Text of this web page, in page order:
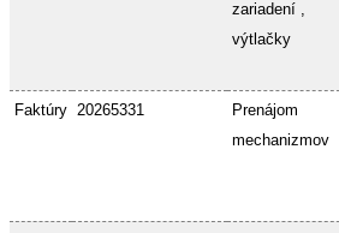
zariadení ,
výtlačky
Faktúry 20265331
Prenájom
mechanizmov